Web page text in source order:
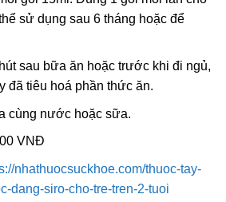
sử dụng sau 6 tháng hoặc để
sau bữa ăn hoặc trước khi đi ngủ,
đã tiêu hoá phần thức ăn.
cùng nước hoặc sữa.
VNĐ
nhathuocsuckhoe.com/thuoc-tay-
dang-siro-cho-tre-tren-2-tuoi